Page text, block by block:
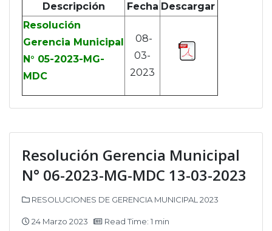
Descripción Fecha Descargar
Resolución
Gerencia Municipal
N° 05-2023-MG-
MDC
08-
03-
2023
Resolución Gerencia Municipal
N° 06-2023-MG-MDC 13-03-2023
RESOLUCIONES DE GERENCIA MUNICIPAL 2023
24 Marzo 2023 Read Time: 1 min